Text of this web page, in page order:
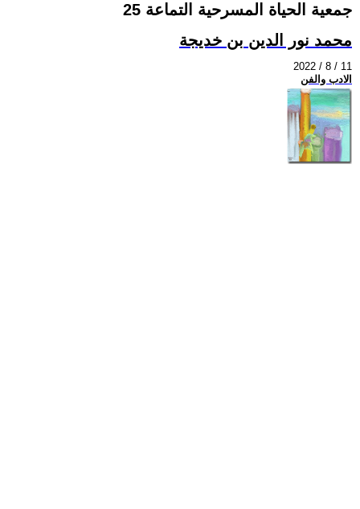
جمعية الحياة المسرحية التماعة 25
محمد نور الدين بن خديجة
2022 / 8 / 11
الادب والفن